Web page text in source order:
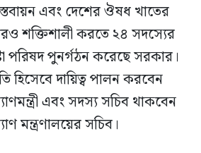
এবং দেশের ঔষধ খাতের
শক্তিশালী করতে ২৪ সদস্যের
পরিষদ পুনর্গঠন করেছে সরকার।
হিসেবে দায়িত্ব পালন করবেন
এবং সদস্য সচিব থাকবেন
মন্ত্রণালয়ের সচিব।